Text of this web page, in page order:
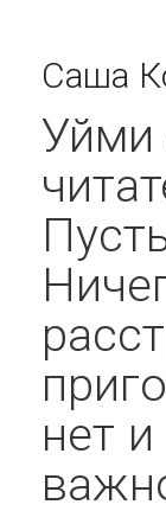
Саша
Уйми
нет